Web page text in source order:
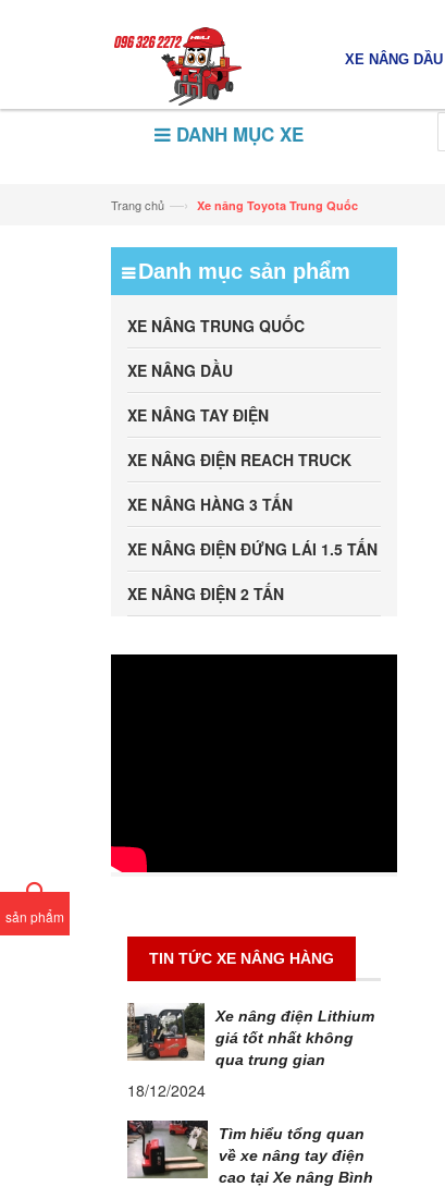
XE NÂNG DẦU
DANH MỤC XE
sản phẩm
Trang chủ —› Xe nâng Toyota Trung Quốc
Danh mục sản phẩm
XE NÂNG TRUNG QUỐC
XE NÂNG DẦU
XE NÂNG TAY ĐIỆN
XE NÂNG ĐIỆN REACH TRUCK
XE NÂNG HÀNG 3 TẤN
XE NÂNG ĐIỆN ĐỨNG LÁI 1.5 TẤN
XE NÂNG ĐIỆN 2 TẤN
TIN TỨC XE NÂNG HÀNG
Xe nâng điện Lithium
giá tốt nhất không
qua trung gian
18/12/2024
Tìm hiểu tổng quan
về xe nâng tay điện
cao tại Xe nâng Bình